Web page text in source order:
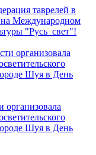
таврелей в
на Международном
"Русь_свет"!
организовала
Шуя в День